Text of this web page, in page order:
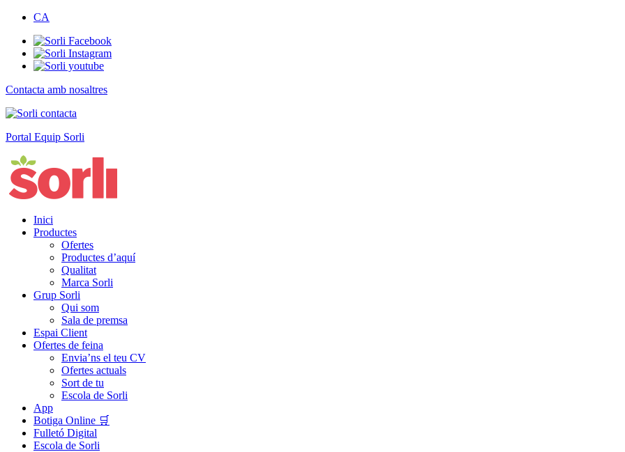
CA
Contacta amb nosaltres
Portal Equip Sorli
Inici
Productes
Ofertes
Productes d’aquí
Qualitat
Marca Sorli
Grup Sorli
Qui som
Sala de premsa
Espai Client
Ofertes de feina
Envia’ns el teu CV
Ofertes actuals
Sort de tu
Escola de Sorli
App
Botiga Online 🛒
Fulletó Digital
Escola de Sorli